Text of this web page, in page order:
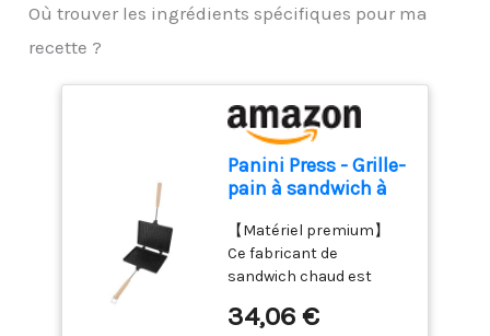
Où trouver les ingrédients spécifiques pour ma
recette ?
Panini Press - Grille-
pain à sandwich à
double face, grille-
pain à main de
camping pour
cuisine maison
【Matériel premium】
Ce fabricant de
sandwich chaud est
d'aluminium premium et
34,06 €